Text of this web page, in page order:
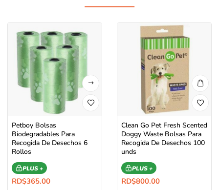
Petboy Bolsas
Biodegradables Para
Recogida De Desechos 6
Rollos
PLUS +
RD$365.00
Clean Go Pet Fresh Scented
Doggy Waste Bolsas Para
Recogida De Desechos 100
unds
PLUS +
RD$800.00